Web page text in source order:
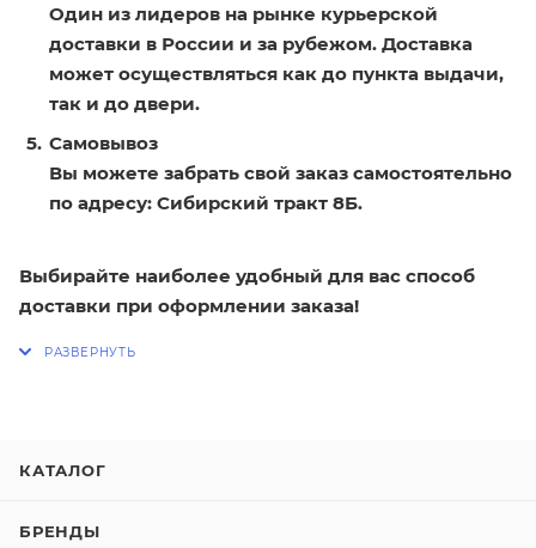
Один из лидеров на рынке курьерской
доставки в России и за рубежом. Доставка
может осуществляться как до пункта выдачи,
так и до двери.
Самовывоз
Вы можете забрать свой заказ самостоятельно
по адресу: Сибирский тракт 8Б.
Выбирайте наиболее удобный для вас способ
доставки при оформлении заказа!
КАТАЛОГ
БРЕНДЫ